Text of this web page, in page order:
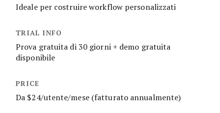
Ideale per costruire workflow personalizzati
Prova gratuita di 30 giorni + demo gratuita
disponibile
Da $24/utente/mese (fatturato annualmente)